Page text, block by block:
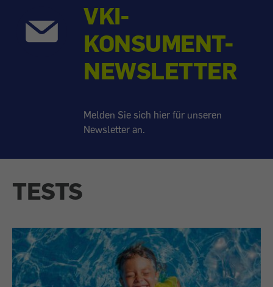
VKI-
KONSUMENT-
NEWSLETTER
Melden Sie sich hier für unseren
Newsletter an.
TESTS